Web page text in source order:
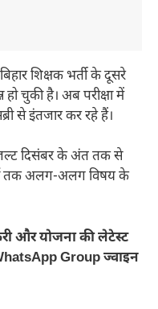
शिक्षक भर्ती के दूसरे
चुकी है। अब परीक्षा में
से इंतजार कर रहे हैं।
दिसंबर के अंत तक से
तक अलग-अलग विषय के
और योजना की लेटेस्ट
Group ज्वाइन